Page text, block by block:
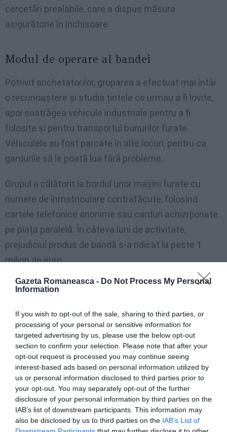
Gazeta Romaneasca - Do Not Process My Personal
Information
If you wish to opt-out of the sale, sharing to third parties, or
processing of your personal or sensitive information for
targeted advertising by us, please use the below opt-out
section to confirm your selection. Please note that after your
opt-out request is processed you may continue seeing
interest-based ads based on personal information utilized by
us or personal information disclosed to third parties prior to
your opt-out. You may separately opt-out of the further
disclosure of your personal information by third parties on the
IAB’s list of downstream participants. This information may
also be disclosed by us to third parties on the IAB’s List of
cercetări prealabile, care a dispus măsura
asigurătorie în închisoare.
Modul de operare al bandei
Potrivit anchetatorilor, gruparea a efectuat mai întâi
o recunoaștere și studia țintele ce urmau a fi lovite,
apoi sustrăgea vehicule industriale pentru a fi
folosite și pentru transportul bunurilor furate.
Vehiculele au fost parcate în alte locuri, pentru ca
gardurile să le poată lua fără probleme.
Grupul a călătorit la bordul unor mașini furate cu
numere de înmatriculare contrafăcute, folosind
cartele telefonice anonime sau carduri achiziționate
pe piața paralelă. În câteva luni de activitate,
prejudiciul produs de bandă s-a ridicat la peste 1
milion de euro.
Spaima șantierelor din Italia: furturi de sute de mii de
urmăriri ale carabinierilor
Arestat în microbuz
Cetăţeanul român a fost arestat de-a lungul E45, în
provincia Perugia, în timp ce se afla la bordul unui
microbuz cu destinaţia România, cu care încerca să
părăsească teritoriul naţional.